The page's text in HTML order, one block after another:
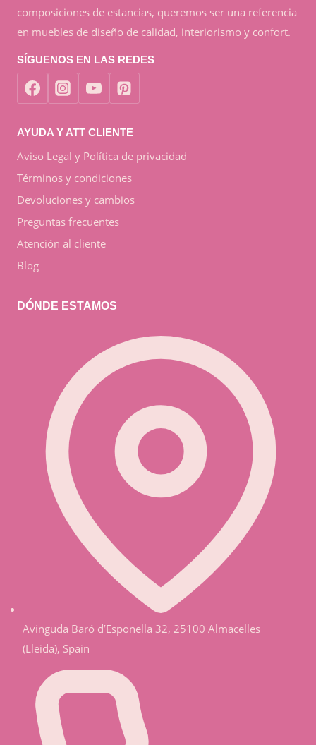
composiciones de estancias, queremos ser una referencia
en muebles de diseño de calidad, interiorismo y confort.
SÍGUENOS EN LAS REDES
AYUDA Y ATT CLIENTE
Aviso Legal y Política de privacidad
Términos y condiciones
Devoluciones y cambios
Preguntas frecuentes
Atención al cliente
Blog
DÓNDE ESTAMOS
Avinguda Baró d’Esponella 32, 25100 Almacelles
(Lleida), Spain